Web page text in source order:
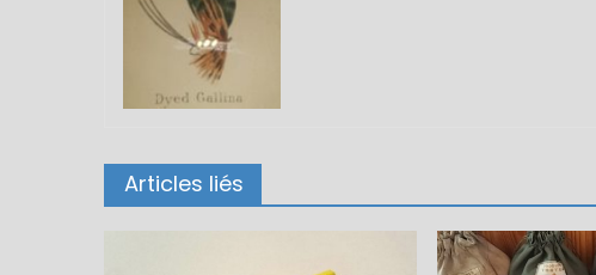
Articles liés